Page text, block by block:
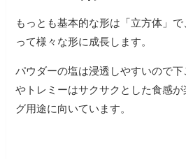
もっとも基本的な形は「立方体」
って様々な形に成長します。
パウダーの塩は浸透しやすいので
やトレミーはサクサクとした食感
グ用途に向いています。